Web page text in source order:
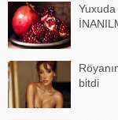
bitdi